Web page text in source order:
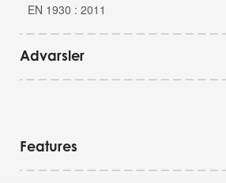
EN 1930 : 2011
Advarsler
Features